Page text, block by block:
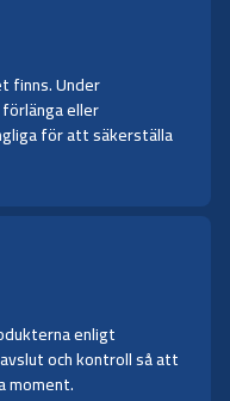
finns. Under
eller
för att säkerställa
enligt
och kontroll så att
moment.